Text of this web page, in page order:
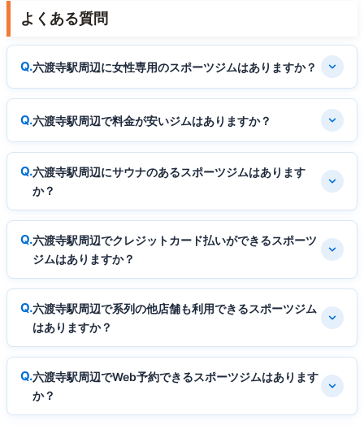
よくある質問
六渡寺駅周辺に女性専用のスポーツジムはありますか？
六渡寺駅周辺で料金が安いジムはありますか？
六渡寺駅周辺にサウナのあるスポーツジムはあります
か？
六渡寺駅周辺でクレジットカード払いができるスポーツ
ジムはありますか？
六渡寺駅周辺で系列の他店舗も利用できるスポーツジム
はありますか？
六渡寺駅周辺でWeb予約できるスポーツジムはあります
か？